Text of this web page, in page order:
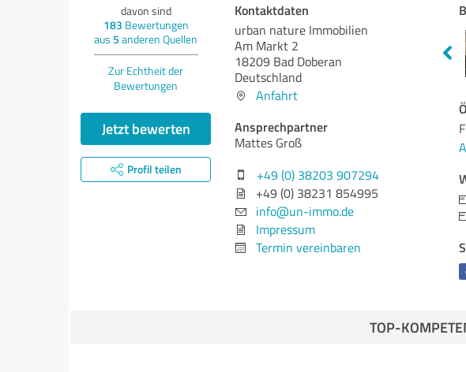
davon sind
183 Bewertungen
aus 5 anderen Quellen
Zur Echtheit der
Bewertungen
Jetzt bewerten
Profil teilen
Kontaktdaten
urban nature Immobilien
Am Markt 2
18209 Bad Doberan
Deutschland
Anfahrt
Ansprechpartner
Mattes Groß
+49 (0) 38203 907294
+49 (0) 38231 854995
info@un-immo.de
Impressum
Termin vereinbaren
TOP-